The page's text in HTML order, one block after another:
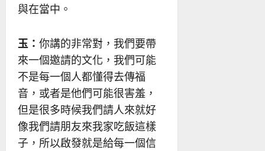
與在當中。
玉： 你講的非常對，我們要帶
來一個邀請的文化，我們可能
不是每一個人都懂得去傳福
音，或者是他們可能很害羞，
但是很多時候我們請人來就好
像我們請朋友來我家吃飯這樣
子，所以啟發就是給每一個信